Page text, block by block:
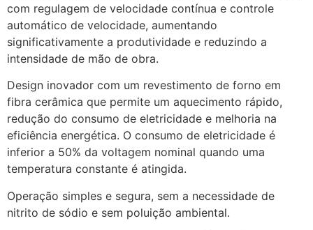
com regulagem de velocidade contínua e controle
automático de velocidade, aumentando
significativamente a produtividade e reduzindo a
intensidade de mão de obra.
Design inovador com um revestimento de forno em
fibra cerâmica que permite um aquecimento rápido,
redução do consumo de eletricidade e melhoria na
eficiência energética. O consumo de eletricidade é
inferior a 50% da voltagem nominal quando uma
temperatura constante é atingida.
Operação simples e segura, sem a necessidade de
nitrito de sódio e sem poluição ambiental.